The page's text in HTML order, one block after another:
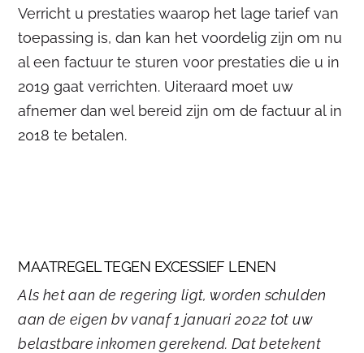
Verricht u prestaties waarop het lage tarief van
toepassing is, dan kan het voordelig zijn om nu
al een factuur te sturen voor prestaties die u in
2019 gaat verrichten. Uiteraard moet uw
afnemer dan wel bereid zijn om de factuur al in
2018 te betalen.
MAATREGEL TEGEN EXCESSIEF LENEN
Als het aan de regering ligt, worden schulden
aan de eigen bv vanaf 1 januari 2022 tot uw
belastbare inkomen gerekend. Dat betekent